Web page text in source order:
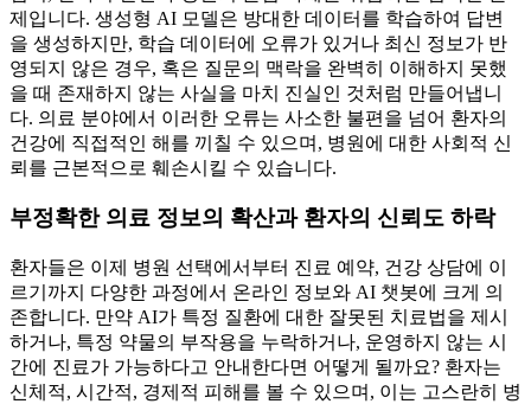
제입니다. 생성형 AI 모델은 방대한 데이터를 학습하여 답변
을 생성하지만, 학습 데이터에 오류가 있거나 최신 정보가 반
영되지 않은 경우, 혹은 질문의 맥락을 완벽히 이해하지 못했
을 때 존재하지 않는 사실을 마치 진실인 것처럼 만들어냅니
다. 의료 분야에서 이러한 오류는 사소한 불편을 넘어 환자의
건강에 직접적인 해를 끼칠 수 있으며, 병원에 대한 사회적 신
뢰를 근본적으로 훼손시킬 수 있습니다.
부정확한 의료 정보의 확산과 환자의 신뢰도 하락
환자들은 이제 병원 선택에서부터 진료 예약, 건강 상담에 이
르기까지 다양한 과정에서 온라인 정보와 AI 챗봇에 크게 의
존합니다. 만약 AI가 특정 질환에 대한 잘못된 치료법을 제시
하거나, 특정 약물의 부작용을 누락하거나, 운영하지 않는 시
간에 진료가 가능하다고 안내한다면 어떻게 될까요? 환자는
신체적, 시간적, 경제적 피해를 볼 수 있으며, 이는 고스란히 병